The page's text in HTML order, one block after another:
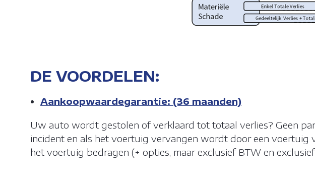
INSTELLINGEN COOKIES
Cookies zijn kleine stukjes gegevens
webbrowser van de gebruiker worden
de gebruiker terwijl de gebruiker aan het
DE VOORDELEN:
Aankoopwaardegarantie: (36 maanden)
Uw auto wordt gestolen of verklaard tot totaal verlies? Geen
incident en als het voertuig vervangen wordt door een voertuig
het voertuig bedragen (+ opties, maar exclusief BTW en